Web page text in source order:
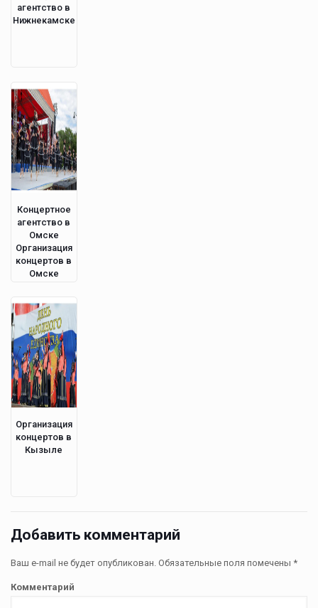
агентство в
Нижнекамске
Концертное
агентство в
Омске
Организация
концертов в
Омске
Организация
концертов в
Кызыле
Добавить комментарий
Ваш e-mail не будет опубликован. Обязательные поля помечены *
Комментарий